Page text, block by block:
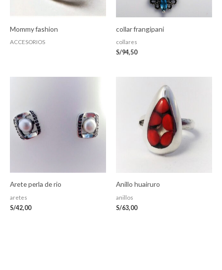
Mommy fashion
ACCESORIOS
collar frangipani
collares
S/94,50
Arete perla de rio
aretes
S/42,00
Anillo huairuro
anillos
S/63,00